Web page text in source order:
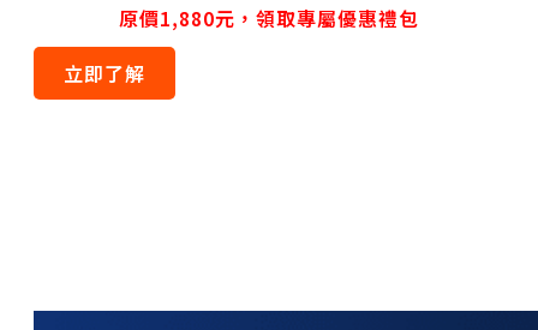
原價1,880元，領取專屬優惠禮包
立即了解